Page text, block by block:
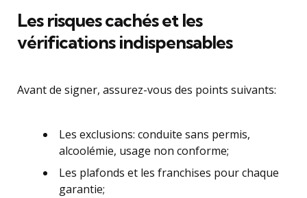
Les risques cachés et les
vérifications indispensables
Avant de signer, assurez-vous des points suivants:
Les exclusions: conduite sans permis,
alcoolémie, usage non conforme;
Les plafonds et les franchises pour chaque
garantie;